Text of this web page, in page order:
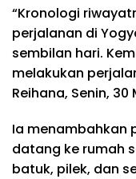
“Kronologi
perjalanan di
sembilan hari.
melakukan
Reihana, Senin, 30
Ia menambahkan
datang ke rumah
batuk, pilek, dan